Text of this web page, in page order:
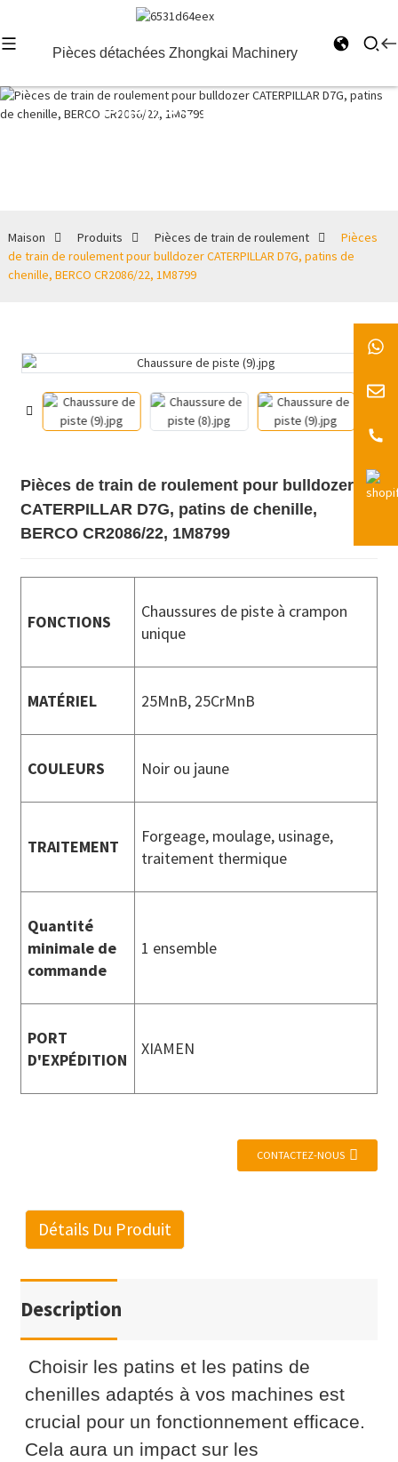
Pièces détachées Zhongkai Machinery
Pièces de
Maison Produits Pièces de train de roulement
Pièces
de train de roulement pour bulldozer CATERPILLAR D7G, patins de
chenille, BERCO CR2086/22, 1M8799
Pièces de train de roulement pour bulldozer
CATERPILLAR D7G, patins de chenille,
BERCO CR2086/22, 1M8799
FONCTIONS
Chaussures de piste à crampon
unique
MATÉRIEL 25MnB, 25CrMnB
COULEURS Noir ou jaune
TRAITEMENT
Forgeage, moulage, usinage,
traitement thermique
Quantité
minimale de
commande
1 ensemble
PORT
D'EXPÉDITION
XIAMEN
CONTACTEZ-NOUS
Détails Du Produit
Description
Choisir les patins et les patins de
chenilles adaptés à vos machines est
crucial pour un fonctionnement efficace.
Cela aura un impact sur les